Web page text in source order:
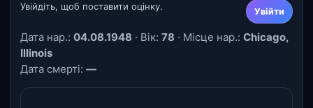
Увійдіть, щоб поставити оцінку. Увійти
Дата нар.: 04.08.1948 · Вік: 78 · Місце нар.: Chicago,
Illinois
Дата смерті: —